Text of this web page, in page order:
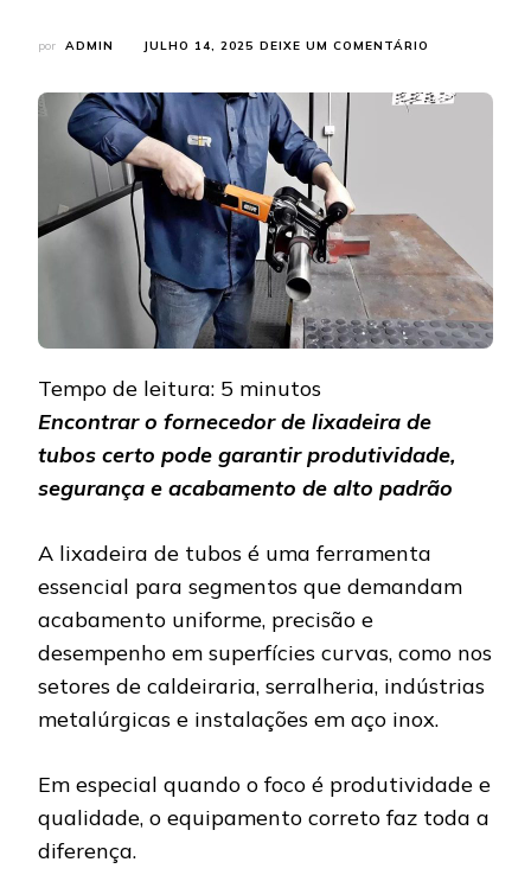
por ADMIN JULHO 14, 2025 DEIXE UM COMENTÁRIO
ENCONTRAR
Tempo de leitura: 5 minutos
Encontrar o fornecedor de lixadeira de
tubos certo pode garantir produtividade,
segurança e acabamento de alto padrão
A lixadeira de tubos é uma ferramenta
essencial para segmentos que demandam
acabamento uniforme, precisão e
desempenho em superfícies curvas, como nos
setores de caldeiraria, serralheria, indústrias
metalúrgicas e instalações em aço inox.
Em especial quando o foco é produtividade e
qualidade, o equipamento correto faz toda a
diferença.